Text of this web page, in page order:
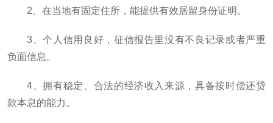
2、在当地有固定住所，能提供有效居留身份证明。
3、个人信用良好，征信报告里没有不良记录或者严重
负面信息。
4、拥有稳定、合法的经济收入来源，具备按时偿还贷
款本息的能力。